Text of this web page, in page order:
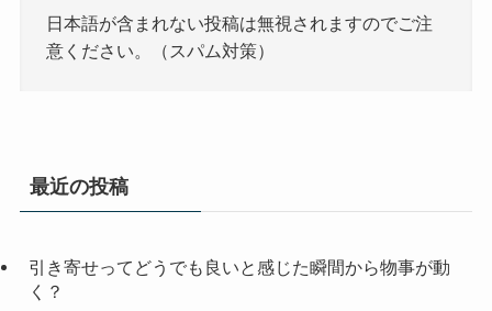
日本語が含まれない投稿は無視されますのでご注
意ください。（スパム対策）
最近の投稿
引き寄せってどうでも良いと感じた瞬間から物事が動
く？